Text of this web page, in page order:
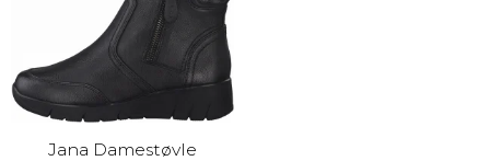
Jana Damestøvle